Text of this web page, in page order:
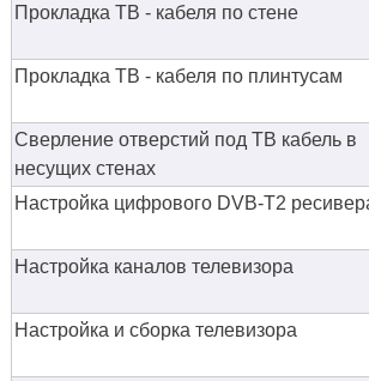
Прокладка ТВ - кабеля по стене
Прокладка ТВ - кабеля по плинтусам
Сверление отверстий под ТВ кабель в
несущих стенах
Настройка цифрового DVB-T2
Настройка каналов телевизора
Настройка и сборка телевизора